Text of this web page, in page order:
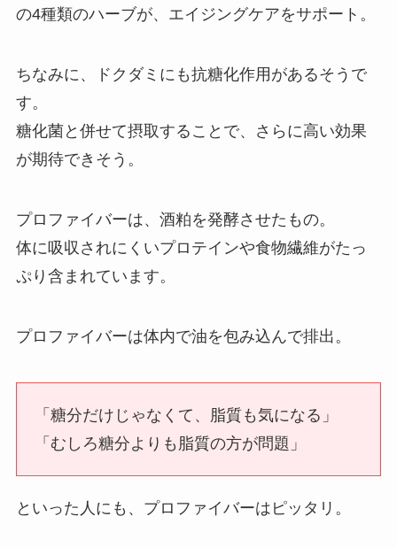
の4種類のハーブが、エイジングケアをサポート。
ちなみに、ドクダミにも抗糖化作用があるそうで
す。
糖化菌と併せて摂取することで、さらに高い効果
が期待できそう。
プロファイバーは、酒粕を発酵させたもの。
体に吸収されにくいプロテインや食物繊維がたっ
ぷり含まれています。
プロファイバーは体内で油を包み込んで排出。
「糖分だけじゃなくて、脂質も気になる」
「むしろ糖分よりも脂質の方が問題」
といった人にも、プロファイバーはピッタリ。